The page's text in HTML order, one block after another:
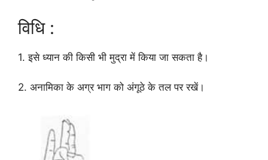
विधि :
1. इसे ध्यान की किसी भी मुद्रा में किया जा सकता है।
2. अनामिका के अग्र भाग को अंगूठे के तल पर रखें।